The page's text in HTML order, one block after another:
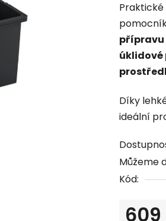
je
0,0
z
5
Praktické
přípravu
úklidové
Díky
ideální
Můžeme
Kód:
609